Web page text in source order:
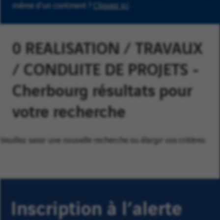
même d'un continent ? Cliquez ici
0 REALISATION / TRAVAUX
/ CONDUITE DE PROJETS -
Cherbourg résultats pour
votre recherche
Veuillez saisir une nouvelle recherche ou élargir vos critères.
Inscription à l’alerte